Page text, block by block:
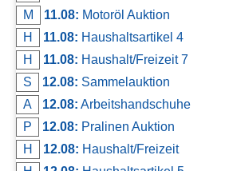
M
11.08: Motoröl Auktion
H
11.08: Haushaltsartikel 4
H
11.08: Haushalt/Freizeit 7
S
12.08: Sammelauktion
A
12.08: Arbeitshandschuhe
P
12.08: Pralinen Auktion
H
12.08: Haushalt/Freizeit